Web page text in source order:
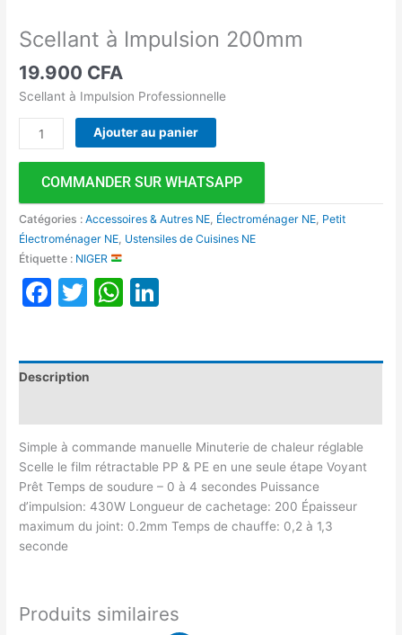
Scellant à Impulsion 200mm
19.900 CFA
Scellant à Impulsion Professionnelle
Ajouter au panier
COMMANDER SUR WHATSAPP
Catégories :Accessoires & Autres NE, Électroménager NE, Petit
Électroménager NE, Ustensiles de Cuisines NE
Étiquette : NIGER
Facebook
TwitterWhatsApp
Description
Simple à commande manuelle Minuterie de chaleur réglable
Scelle le film rétractable PP & PE en une seule étape Voyant
Prêt Temps de soudure – 0 à 4 secondes Puissance
d’impulsion: 430W Longueur de cachetage: 200 Épaisseur
maximum du joint: 0.2mm Temps de chauffe: 0,2 à 1,3
seconde
Produits similaires